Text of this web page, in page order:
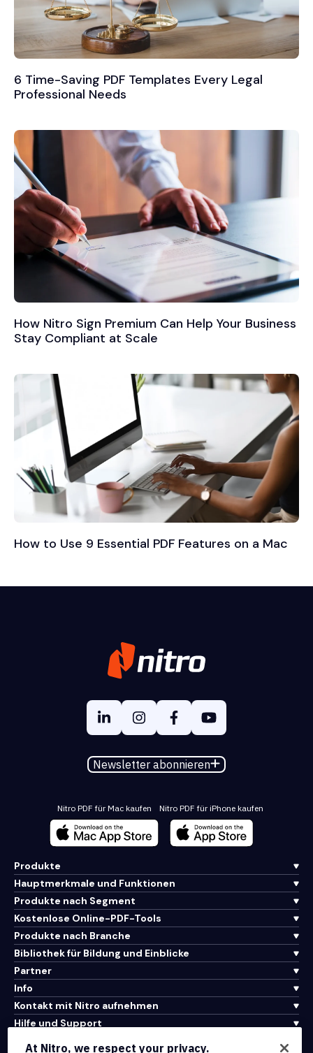
6 Time-Saving PDF Templates Every Legal
Professional Needs
How Nitro Sign Premium Can Help Your Business
Stay Compliant at Scale
How to Use 9 Essential PDF Features on a Mac
Newsletter abonnieren
Nitro PDF für Mac kaufen Nitro PDF für iPhone kaufen
Produkte
Hauptmerkmale und Funktionen
Produkte nach Segment
Kostenlose Online-PDF-Tools
Produkte nach Branche
Bibliothek für Bildung und Einblicke
Partner
Info
Kontakt mit Nitro aufnehmen
Hilfe und Support
At Nitro, we respect your privacy.